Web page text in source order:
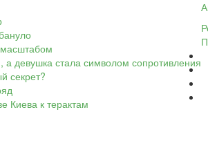
девушка стала символом сопротивления
секрет?
Киева к терактам